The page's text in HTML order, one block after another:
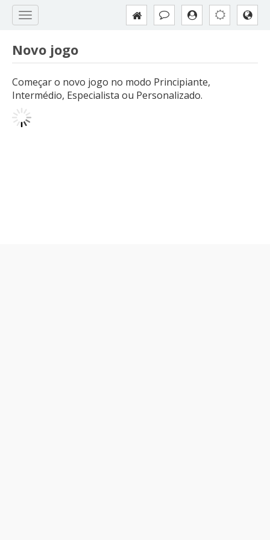
Novo jogo
Começar o novo jogo no modo Principiante,
Intermédio, Especialista ou Personalizado.